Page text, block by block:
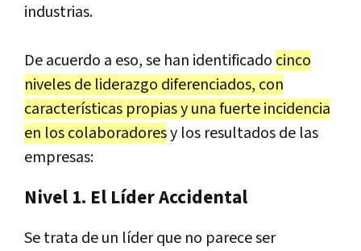
industrias.
De acuerdo a eso, se han identificado cinco
niveles de liderazgo diferenciados, con
características propias y una fuerte incidencia
en los colaboradoresy los resultados de las
empresas:
Nivel 1. El Líder Accidental
Se trata de un líder que no parece ser